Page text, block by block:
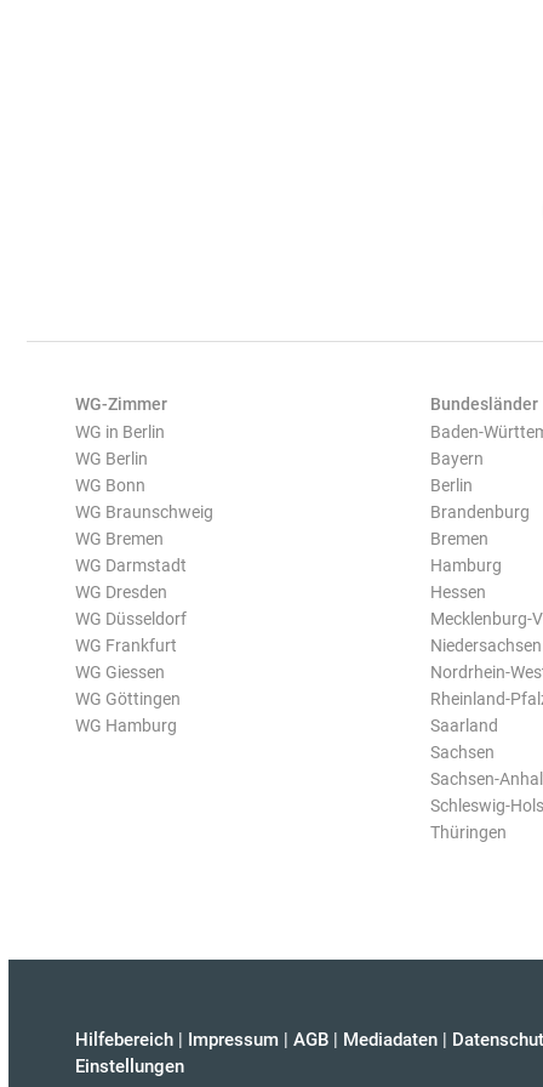
WG-Zimmer
WG in Berlin
WG Berlin
WG Bonn
WG Braunschweig
WG Bremen
WG Darmstadt
WG Dresden
WG Düsseldorf
WG Frankfurt
WG Giessen
WG Göttingen
WG Hamburg
Bundesländer
Baden-
Bayern
Berlin
Brandenburg
Bremen
Hamburg
Hessen
Mecklenburg-
Niedersachsen
Nordrhein-
Rheinland-
Saarland
Sachsen
Sachsen-
Schleswig-
Thüringen
Hilfebereich | Impressum | AGB | Mediadaten |
Einstellungen